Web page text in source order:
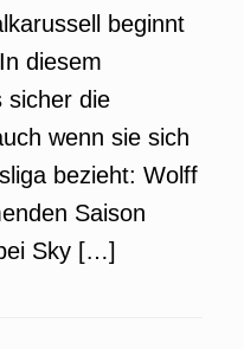
beginnt
diesem
sicher die
wenn sie sich
bezieht: Wolff
Saison
Sky […]